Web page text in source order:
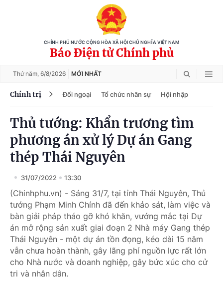
CHÍNH PHỦ NƯỚC CỘNG HÒA XÃ HỘI CHỦ NGHĨA VIỆT NAM
Báo Điện tử Chính phủ
Thứ năm, 6/8/2026 MỚI NHẤT
Chính trị Đối ngoại Tổ chức nhân sự Hội nhập
Thủ tướng: Khẩn trương tìm
phương án xử lý Dự án Gang
thép Thái Nguyên
31/07/2022 13:30
(Chinhphu.vn) - Sáng 31/7, tại tỉnh Thái Nguyên, Thủ
tướng Phạm Minh Chính đã đến khảo sát, làm việc và
bàn giải pháp tháo gỡ khó khăn, vướng mắc tại Dự
án mở rộng sản xuất giai đoạn 2 Nhà máy Gang thép
Thái Nguyên - một dự án tồn đọng, kéo dài 15 năm
vẫn chưa hoàn thành, gây lãng phí nguồn lực rất lớn
cho Nhà nước và doanh nghiệp, gây bức xúc cho cử
tri và nhân dân.